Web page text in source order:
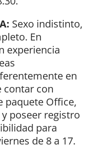
Sexo indistinto,
En
experiencia
en
contar con
paquete Office,
poseer registro
para
de 8 a 17.